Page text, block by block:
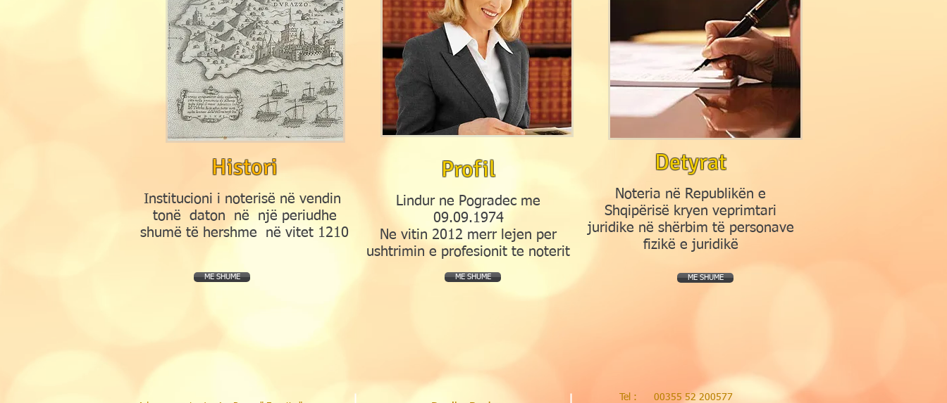
Histori
Institucioni i noterisë në vendin
tonë daton në një periudhe
shumë të hershme në vitet 1210
ME SHUME
Profil
Lindur ne Pogradec me
09.09.1974
Ne vitin 2012 merr lejen per
ushtrimin e profesionit te noterit
ME SHUME
Detyrat
Noteria në Republikën e
Shqipërisë kryen veprimtari
juridike në shërbim të personave
fizikë e juridikë
ME SHUME
Tel : 00355 52 200577